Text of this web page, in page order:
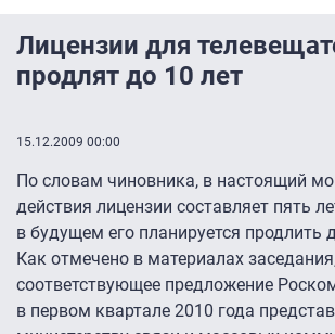
Лицензии для
продлят до 10 лет
15.12.2009 00:00
По словам чиновника, в настоящий
действия лицензии составляет пять
в будущем его планируется продлить
Как отмечено в материалах
соответствующее предложение
в первом квартале 2010 года